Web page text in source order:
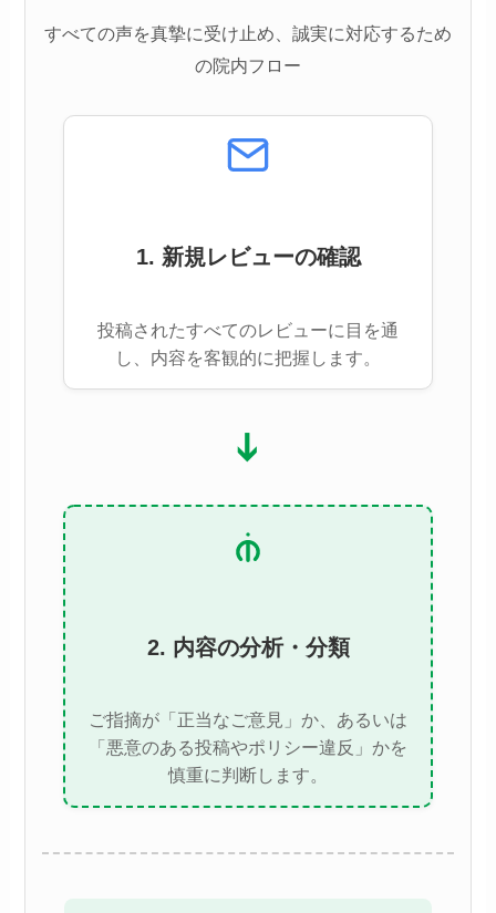
すべての声を真摯に受け止め、誠実に対応するため
の院内フロー
1. 新規レビューの確認
投稿されたすべてのレビューに目を通
し、内容を客観的に把握します。
➔
2. 内容の分析・分類
ご指摘が「正当なご意見」か、あるいは
「悪意のある投稿やポリシー違反」かを
慎重に判断します。